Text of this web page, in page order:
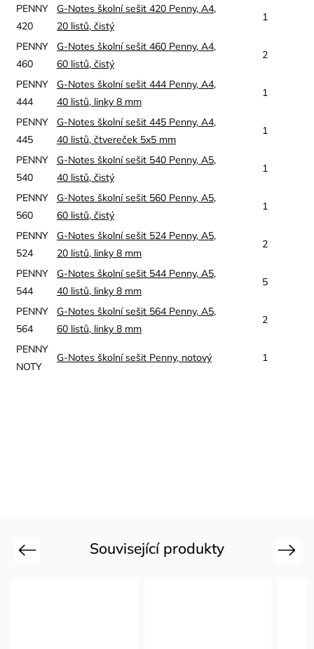
PENNY
420
G-Notes školní sešit 420 Penny, A4,
20 listů, čistý
1
PENNY
460
G-Notes školní sešit 460 Penny, A4,
60 listů, čistý
2
PENNY
444
G-Notes školní sešit 444 Penny, A4,
40 listů, linky 8 mm
1
PENNY
445
G-Notes školní sešit 445 Penny, A4,
40 listů, čtvereček 5x5 mm
1
PENNY
540
G-Notes školní sešit 540 Penny, A5,
40 listů, čistý
1
PENNY
560
G-Notes školní sešit 560 Penny, A5,
60 listů, čistý
1
PENNY
524
G-Notes školní sešit 524 Penny, A5,
20 listů, linky 8 mm
2
PENNY
544
G-Notes školní sešit 544 Penny, A5,
40 listů, linky 8 mm
5
PENNY
564
G-Notes školní sešit 564 Penny, A5,
60 listů, linky 8 mm
2
PENNY
NOTY
G-Notes školní sešit Penny, notový 1
Související produkty
Previous Next